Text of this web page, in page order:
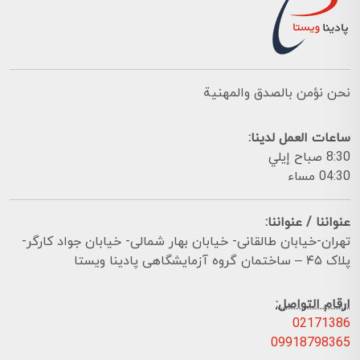
نحن نؤمن بالصدق والمهنية
ساعات العمل لدينا:
8:30 صباح إيلي
04:30 مساء
عنواننا / عنواننا:
تهران-خیابان طالقانی- خیابان بهار شمالی- خیابان جواد کارگر-
پلاک ۴۵ – ساختمان گروه آزمایشگاهی پادینا ویستا
ارقام التواصل:
02171386
09918798365